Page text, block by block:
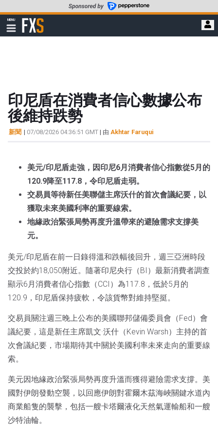
至
要
MENU
顯
示
FXStreet
印尼盾在消費者信心數據公布
後維持跌勢
新聞 | 07/08/2026 04:36:51 GMT | 由 Akhtar Faruqui
美元/印尼盾走強，因印尼6月消費者信心指數從5月的
120.9降至117.8，令印尼盾走弱。
交易員等待新任美聯儲主席沃什的首次會議紀要，以
獲取未來美國利率的重要線索。
地緣政治緊張局勢再度升溫帶來的避險需求支撐美
元。
美元/印尼盾在前一日錄得溫和跌幅後回升，週三亞洲時段
交投於約18,050附近。隨著印尼央行（BI）最新消費者調查
顯示6月消費者信心指數（CCI）為117.8，低於5月的
120.9，印尼盾保持疲軟，令該貨幣對維持堅挺。
交易員關注週三晚上公布的美國聯邦儲備委員會（Fed）會
議紀要，這是新任主席凱文·沃什（Kevin Warsh）主持的首
次會議紀要，市場期待其中關於美國利率未來走向的重要線
索。
美元因地緣政治緊張局勢再度升溫而獲得避險需求支撐。美
國對伊朗發動空襲，以回應伊朗對霍爾木茲海峽關鍵水道內
商業船隻的襲擊，包括一艘卡塔爾液化天然氣運輸船和一艘
沙特油輪。